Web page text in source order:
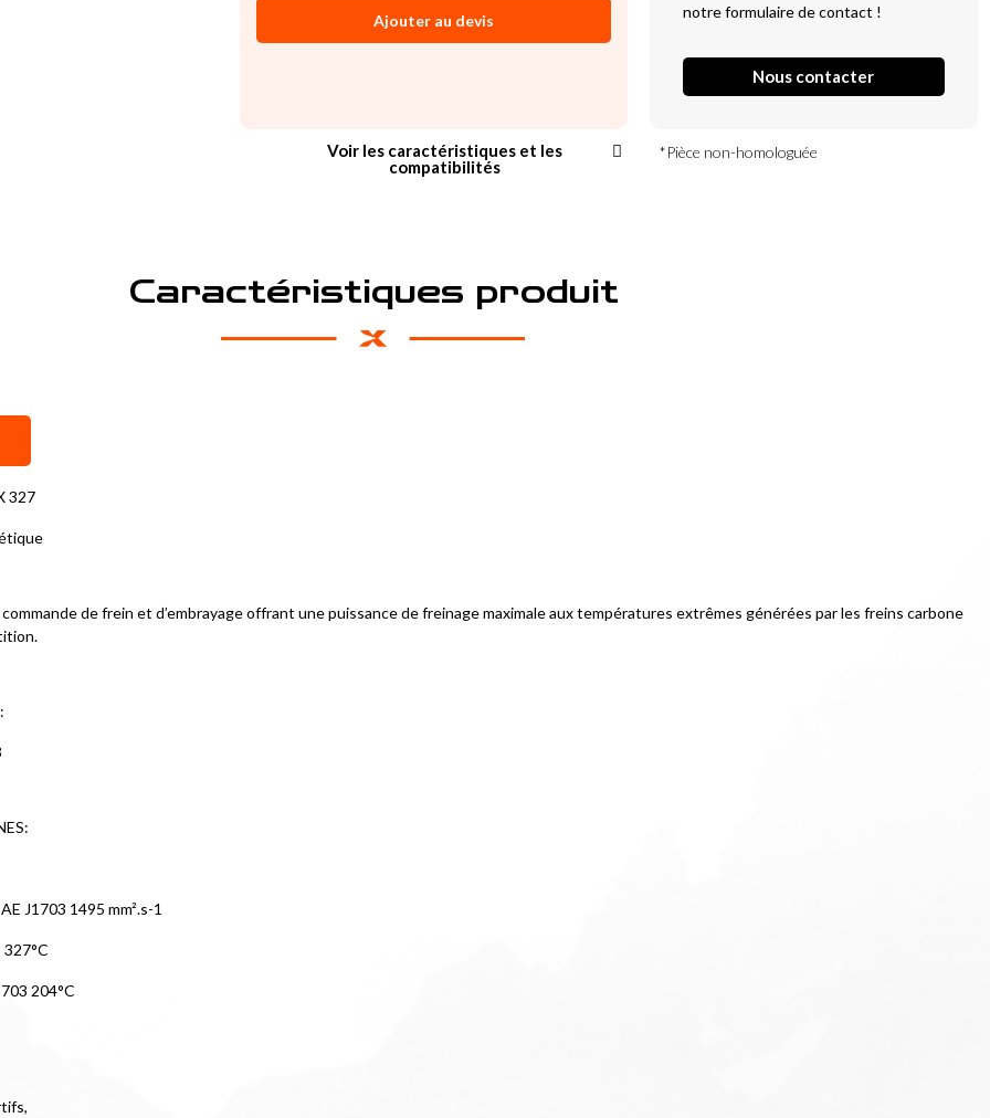
Ajouter au devis
notre formulaire de contact !
Nous contacter
Voir les caractéristiques et les
compatibilités
*Pièce non-homologuée
Caractéristiques produit
327
de frein et d’embrayage offrant une puissance de freinage maximale aux températures extrêmes générées par les freins carbone
J1703 1495 mm².s-1
204°C